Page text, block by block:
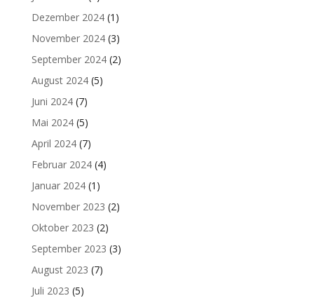
Dezember 2024(1)
November 2024(3)
September 2024(2)
August 2024(5)
Juni 2024(7)
Mai 2024(5)
April 2024(7)
Februar 2024(4)
Januar 2024(1)
November 2023 (2)
Oktober 2023 (2)
September 2023 (3)
August 2023 (7)
Juli 2023 (5)